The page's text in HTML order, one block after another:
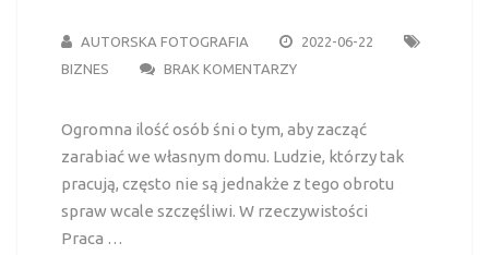
AUTORSKA FOTOGRAFIA
2022-06-22
BIZNES
BRAK KOMENTARZY
Ogromna ilość osób śni o tym, aby zacząć
zarabiać we własnym domu. Ludzie, którzy tak
pracują, często nie są jednakże z tego obrotu
spraw wcale szczęśliwi. W rzeczywistości
Praca …